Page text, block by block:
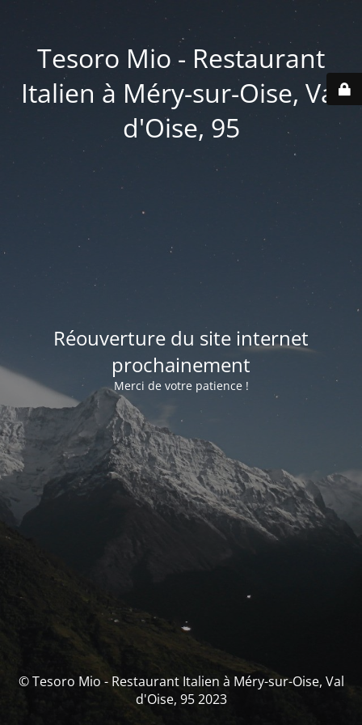
Tesoro Mio - Restaurant
Italien à Méry-sur-Oise, Val
d'Oise, 95
Réouverture du site internet
prochainement
Merci de votre patience !
© Tesoro Mio - Restaurant Italien à Méry-sur-Oise, Val
d'Oise, 95 2023